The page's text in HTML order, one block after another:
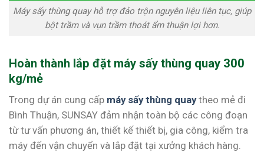
Máy sấy thùng quay hỗ trợ đảo trộn nguyên liệu liên tục, giúp
bột trầm và vụn trầm thoát ẩm thuận lợi hơn.
Hoàn thành lắp đặt máy sấy thùng quay 300
kg/mẻ
Trong dự án cung cấp máy sấy thùng quaytheo mẻ đi
Bình Thuận, SUNSAY đảm nhận toàn bộ các công đoạn
từ tư vấn phương án, thiết kế thiết bị, gia công, kiểm tra
máy đến vận chuyển và lắp đặt tại xưởng khách hàng.